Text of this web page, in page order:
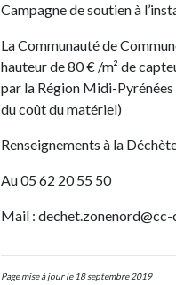
Campagne de soutien à
La Communauté de
hauteur de 80 € /m² de
par la Région Midi-Pyrénées
du coût du matériel)
Renseignements à la
Au 05 62 20 55 50
Mail :
Page mise à jour le 18 septembre 2019